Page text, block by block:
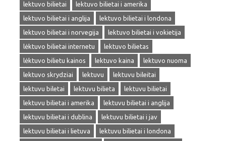
lektuvo bilietai
lektuvo bilietai i amerika
lektuvo bilietai i anglija
lektuvo bilietai i londona
lektuvo bilietai i norvegija
lektuvo bilietai i vokietija
lėktuvo bilietai internetu
lektuvo bilietas
lėktuvo bilietu kainos
lektuvo kaina
lektuvo nuoma
lektuvo skrydziai
lektuvu
lektuvu bileitai
lektuvu biletai
lektuvu bilieta
lektuvu bilietai
lektuvu bilietai i amerika
lektuvu bilietai i anglija
lektuvu bilietai i dublina
lektuvu bilietai i jav
lektuvu bilietai i lietuva
lektuvu bilietai i londona